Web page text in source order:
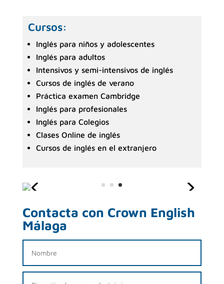
Cursos:
Inglés para niños y adolescentes
Inglés para adultos
Intensivos y semi-intensivos de inglés
Cursos de inglés de verano
Práctica examen Cambridge
Inglés para profesionales
Inglés para Colegios
Clases Online de inglés
Cursos de inglés en el extranjero
Contacta con Crown English
Málaga